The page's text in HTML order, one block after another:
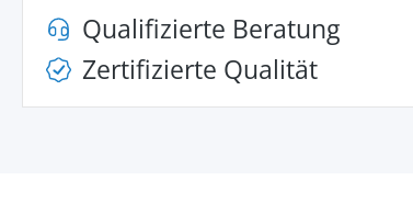
Qualifizierte Beratung
Zertifizierte Qualität